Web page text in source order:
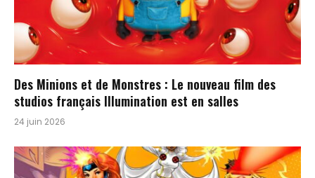
Des Minions et de Monstres : Le nouveau film des
studios français Illumination est en salles
24 juin 2026